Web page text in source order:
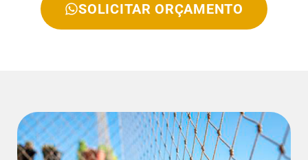
SOLICITAR ORÇAMENTO